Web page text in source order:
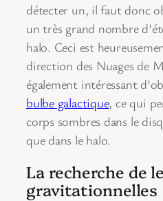
détecter un, il faut donc
un très grand nombre
halo. Ceci est
direction des Nuages de
également intéressant
bulbe galactique, ce qui
corps sombres dans le
que dans le halo.
La recherche de
gravitationnelles